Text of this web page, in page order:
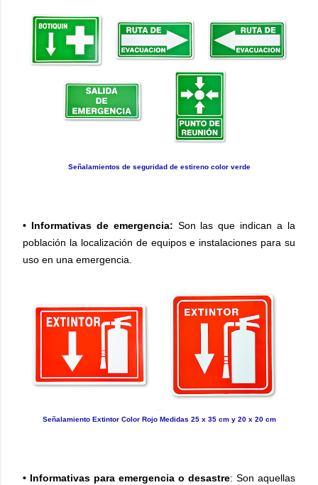
Señalamientos de seguridad de estireno color verde
• Informativas de emergencia: Son las que indican a la
población la localización de equipos e instalaciones para su
uso en una emergencia.
Señalamiento Extintor Color Rojo Medidas 25 x 35 cm y 20 x 20 cm
• Informativas para emergencia o desastre: Son aquellas